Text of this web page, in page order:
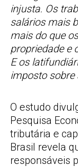
injusta. Os
salários mais
mais do que
propriedade e
E os
imposto sobre
O estudo
Pesquisa
tributária e
Brasil revela
responsáveis